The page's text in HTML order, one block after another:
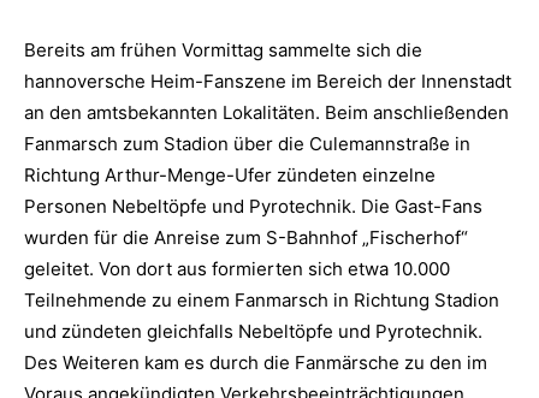
Bereits am frühen Vormittag sammelte sich die
hannoversche Heim-Fanszene im Bereich der Innenstadt
an den amtsbekannten Lokalitäten. Beim anschließenden
Fanmarsch zum Stadion über die Culemannstraße in
Richtung Arthur-Menge-Ufer zündeten einzelne
Personen Nebeltöpfe und Pyrotechnik. Die Gast-Fans
wurden für die Anreise zum S-Bahnhof „Fischerhof“
geleitet. Von dort aus formierten sich etwa 10.000
Teilnehmende zu einem Fanmarsch in Richtung Stadion
und zündeten gleichfalls Nebeltöpfe und Pyrotechnik.
Des Weiteren kam es durch die Fanmärsche zu den im
Voraus angekündigten Verkehrsbeeinträchtigungen.